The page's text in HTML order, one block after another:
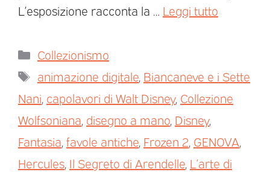
L’esposizione racconta la … Leggi tutto
Collezionismo
animazione digitale Biancaneve e i Sette
Nani capolavori di Walt Disney, Collezione
Wolfsoniana disegno a mano Disney,
Fantasia favole antiche Frozen 2 GENOVA
Hercules Il Segreto di Arendelle L’arte di